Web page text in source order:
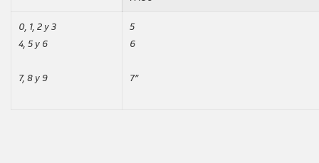
0, 1, 2 y 3
4, 5 y 6
7, 8 y 9
5
6
7”